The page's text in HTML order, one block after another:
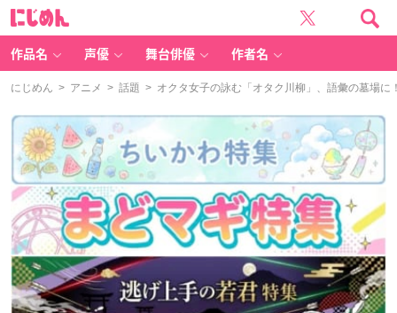
作品名 声優 舞台俳優 作者名
にじめん > アニメ > 話題 > オクタ女子の詠む「オタク川柳」、語彙の墓場に